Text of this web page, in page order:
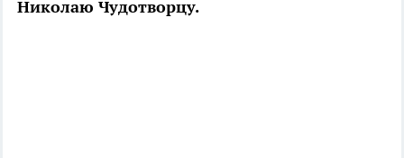
Николаю Чудотворцу.